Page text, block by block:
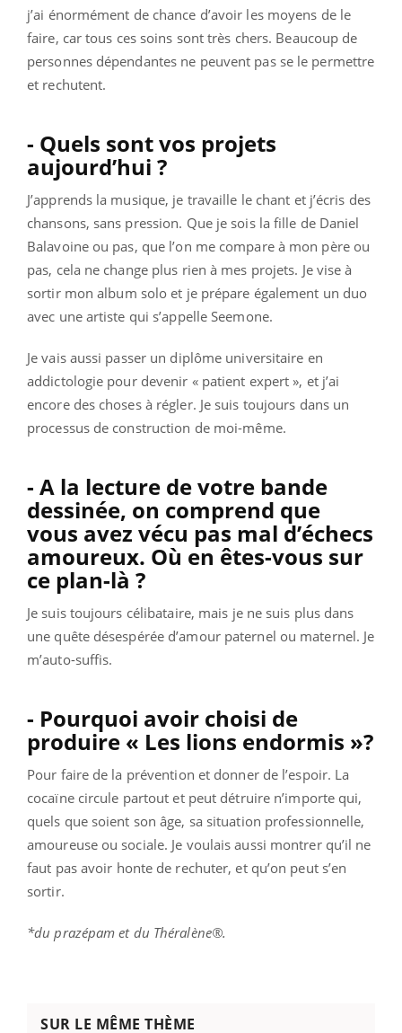
j’ai énormément de chance d’avoir les moyens de le
faire, car tous ces soins sont très chers. Beaucoup de
personnes dépendantes ne peuvent pas se le permettre
et rechutent.
- Quels sont vos projets
aujourd’hui ?
J’apprends la musique, je travaille le chant et j’écris des
chansons, sans pression. Que je sois la fille de Daniel
Balavoine ou pas, que l’on me compare à mon père ou
pas, cela ne change plus rien à mes projets. Je vise à
sortir mon album solo et je prépare également un duo
avec une artiste qui s’appelle Seemone.
Je vais aussi passer un diplôme universitaire en
addictologie pour devenir « patient expert », et j’ai
encore des choses à régler. Je suis toujours dans un
processus de construction de moi-même.
- A la lecture de votre bande
dessinée, on comprend que
vous avez vécu pas mal d’échecs
amoureux. Où en êtes-vous sur
ce plan-là ?
Je suis toujours célibataire, mais je ne suis plus dans
une quête désespérée d’amour paternel ou maternel. Je
m’auto-suffis.
- Pourquoi avoir choisi de
produire « Les lions endormis »?
Pour faire de la prévention et donner de l’espoir. La
cocaïne circule partout et peut détruire n’importe qui,
quels que soient son âge, sa situation professionnelle,
amoureuse ou sociale. Je voulais aussi montrer qu’il ne
faut pas avoir honte de rechuter, et qu’on peut s’en
sortir.
*du prazépam et du Théralène®.
SUR LE MÊME THÈME